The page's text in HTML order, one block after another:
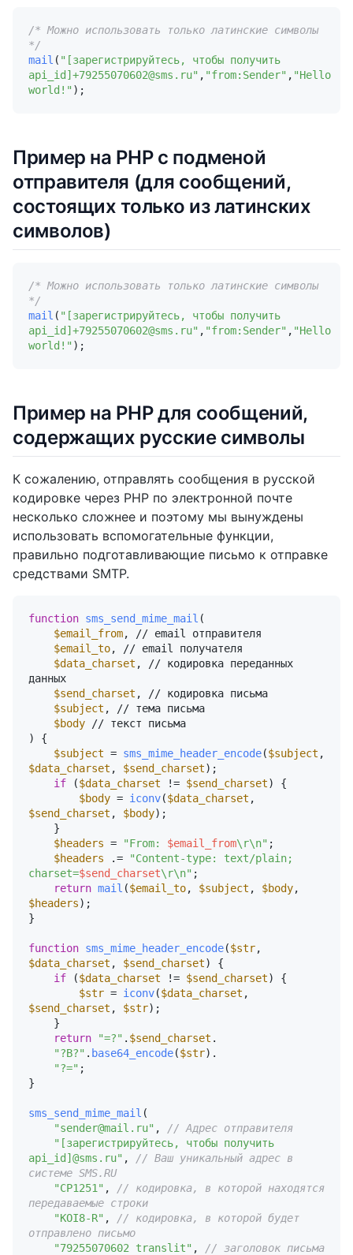
/* Можно использовать только латинские символы
*/
mail ( "[зарегистрируйтесь, чтобы получить
api_id]+79255070602@sms.ru" , "from:Sender" , "Hello
world!"
Пример на PHP с подменой
отправителя (для сообщений,
состоящих только из латинских
символов)
/* Можно использовать только латинские символы
*/
mail ( "[зарегистрируйтесь, чтобы получить
api_id]+79255070602@sms.ru" , "from:Sender" , "Hello
world!"
Пример на PHP для сообщений,
содержащих русские символы
К сожалению, отправлять сообщения в русской
кодировке через PHP по электронной почте
несколько сложнее и поэтому мы вынуждены
использовать вспомогательные функции,
правильно подготавливающие письмо к отправке
средствами SMTP.
function sms_send_mime_mail (
$email_from, // email отправителя
$email_to, // email получателя
$data_charset , // кодировка переданных
данных
$send_charset , // кодировка письма
$subject , // тема письма
$body
) {
$subject = sms_mime_header_encode($subject
$data_charset , $send_charset);
if ($data_charset != $send_charset) {
$body = iconv($data_charset
$send_charset , $body);
$headers = "From: $email_from\r\n" ;
$headers .=
"Content-type: text/plain;
charset=$send_charset\r\n" ;
return mail ($email_to, $subject , $body
$headers);
}
function sms_mime_header_encode($str
$data_charset , $send_charset) {
if ($data_charset != $send_charset) {
$str = iconv($data_charset
$send_charset , $str);
return
"=?" . $send_charset .
"?B?" . base64_encode($str).
"?=" ;
}
sms_send_mime_mail (
"sender@mail.ru" ,
// Адрес отправителя
"[зарегистрируйтесь, чтобы получить
api_id]@sms.ru" ,
// Ваш уникальный адрес в
системе SMS.RU
"CP1251" ,
// кодировка, в которой находятся
передаваемые строки
"KOI8-R" ,
// кодировка, в которой будет
отправлено письмо
"79255070602 translit" , // заголовок письма